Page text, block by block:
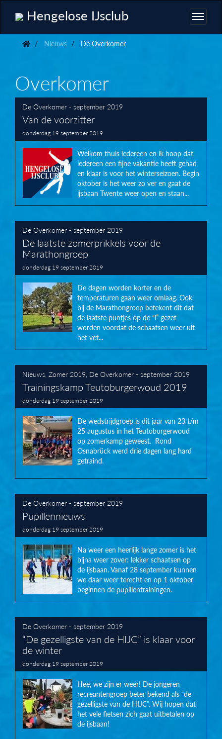
Hengelose IJsclub
Nieuws De Overkomer
Overkomer
De Overkomer - september 2019
Van de voorzitter
donderdag 19 september 2019
Welkom thuis iedereen en ik hoop dat
iedereen een fijne vakantie heeft gehad
en klaar is voor het winterseizoen. Begin
oktober is het weer zo ver en gaat de
ijsbaan Twente weer open en staan...
De Overkomer - september 2019
De laatste zomerprikkels voor de
Marathongroep
donderdag 19 september 2019
De dagen worden korter en de
temperaturen gaan weer omlaag. Ook
bij de Marathongroep betekent dit dat
de laatste puntjes op de “i” gezet
worden voordat de schaatsen weer uit
het vet...
Nieuws Zomer 2019 De Overkomer - september 2019
Trainingskamp Teutoburgerwoud 2019
donderdag 19 september 2019
De wedstrijdgroep is dit jaar van 23 t/m
25 augustus in het Teutoburgerwoud
op zomerkamp geweest. Rond
Osnabrück werd drie dagen lang hard
getraind.
De Overkomer - september 2019
Pupillennieuws
donderdag 19 september 2019
Na weer een heerlijk lange zomer is het
bijna weer zover: lekker schaatsen op
de ijsbaan. Vanaf 28 september kunnen
we daar weer terecht en op 1 oktober
beginnen de pupillentrainingen.
De Overkomer - september 2019
“De gezelligste van de HIJC” is klaar voor
de winter
donderdag 19 september 2019
Hee, we zijn er weer! De jongeren
recreantengroep beter bekend als “de
gezelligste van de HIJC”. Wij hopen dat
het vele fietsen zich gaat uitbetalen op
de ijsbaan!